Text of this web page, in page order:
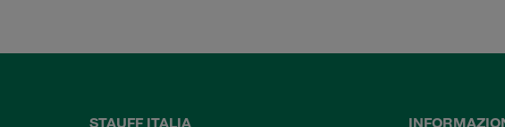
STAUFF ITALIA